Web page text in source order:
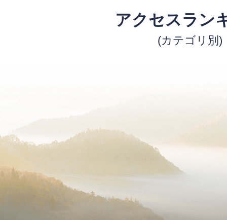
アクセスラン
(カテゴリ別)